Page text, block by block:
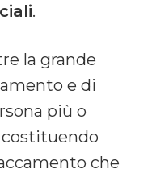
.
la grande
e di
più o
costituendo
che